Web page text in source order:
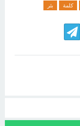
كلمة بئر